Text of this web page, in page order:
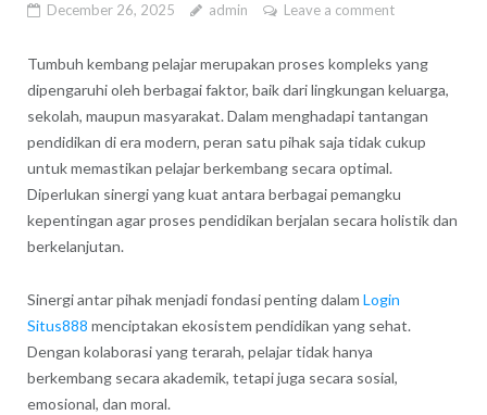
December 26, 2025 admin Leave a comment
Tumbuh kembang pelajar merupakan proses kompleks yang
dipengaruhi oleh berbagai faktor, baik dari lingkungan keluarga,
sekolah, maupun masyarakat. Dalam menghadapi tantangan
pendidikan di era modern, peran satu pihak saja tidak cukup
untuk memastikan pelajar berkembang secara optimal.
Diperlukan sinergi yang kuat antara berbagai pemangku
kepentingan agar proses pendidikan berjalan secara holistik dan
berkelanjutan.
Sinergi antar pihak menjadi fondasi penting dalam Login
Situs888 menciptakan ekosistem pendidikan yang sehat.
Dengan kolaborasi yang terarah, pelajar tidak hanya
berkembang secara akademik, tetapi juga secara sosial,
emosional, dan moral.